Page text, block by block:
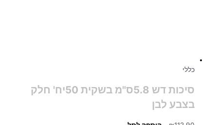
כללי
סיכות דש 5.8ס"מ בשקית 50יח' חלק
בצבע לבן